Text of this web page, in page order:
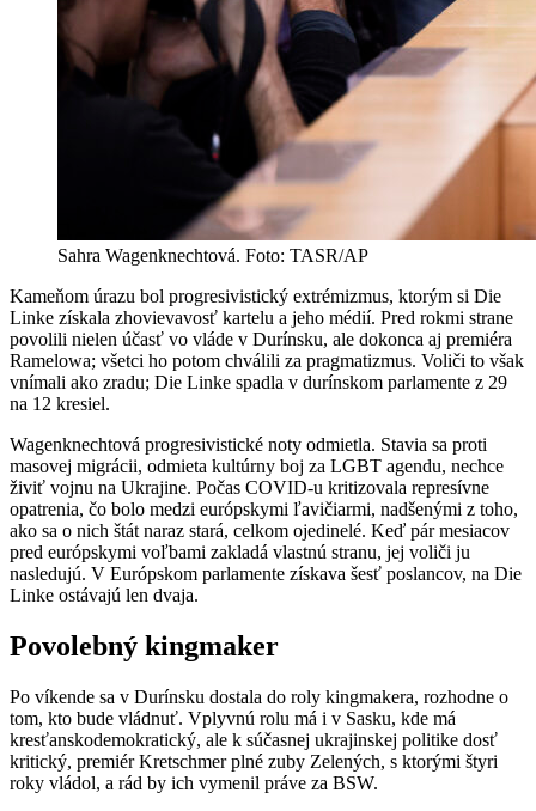
Sahra Wagenknechtová. Foto: TASR/AP
Kameňom úrazu bol progresivistický extrémizmus, ktorým si Die
Linke získala zhovievavosť kartelu a jeho médií. Pred rokmi strane
povolili nielen účasť vo vláde v Durínsku, ale dokonca aj premiéra
Ramelowa; všetci ho potom chválili za pragmatizmus. Voliči to však
vnímali ako zradu; Die Linke spadla v durínskom parlamente z 29
na 12 kresiel.
Wagenknechtová progresivistické noty odmietla. Stavia sa proti
masovej migrácii, odmieta kultúrny boj za LGBT agendu, nechce
živiť vojnu na Ukrajine. Počas COVID-u kritizovala represívne
opatrenia, čo bolo medzi európskymi ľavičiarmi, nadšenými z toho,
ako sa o nich štát naraz stará, celkom ojedinelé. Keď pár mesiacov
pred európskymi voľbami zakladá vlastnú stranu, jej voliči ju
nasledujú. V Európskom parlamente získava šesť poslancov, na Die
Linke ostávajú len dvaja.
Povolebný kingmaker
Po víkende sa v Durínsku dostala do roly kingmakera, rozhodne o
tom, kto bude vládnuť. Vplyvnú rolu má i v Sasku, kde má
kresťanskodemokratický, ale k súčasnej ukrajinskej politike dosť
kritický, premiér Kretschmer plné zuby Zelených, s ktorými štyri
roky vládol, a rád by ich vymenil práve za BSW.